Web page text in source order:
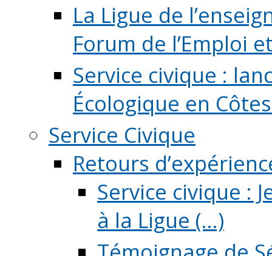
La Ligue de
Forum de l’Emploi
Service civique :
Écologique en
Service Civique
Retours
Service civique :
à la Ligue (...)